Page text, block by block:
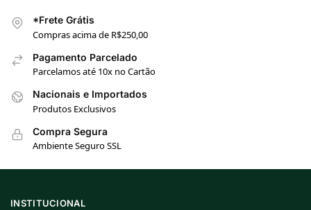
*Frete Grátis
Compras acima de R$250,00
Pagamento Parcelado
Parcelamos até 10x no Cartão
Nacionais e Importados
Produtos Exclusivos
Compra Segura
Ambiente Seguro SSL
INSTITUCIONAL